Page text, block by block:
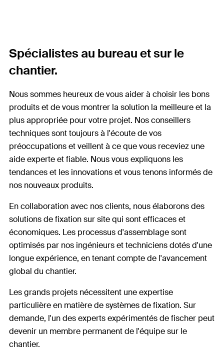
Spécialistes au bureau et sur le
chantier.
Nous sommes heureux de vous aider à choisir les bons
produits et de vous montrer la solution la meilleure et la
plus appropriée pour votre projet. Nos conseillers
techniques sont toujours à l'écoute de vos
préoccupations et veillent à ce que vous receviez une
aide experte et fiable. Nous vous expliquons les
tendances et les innovations et vous tenons informés de
nos nouveaux produits.
En collaboration avec nos clients, nous élaborons des
solutions de fixation sur site qui sont efficaces et
économiques. Les processus d'assemblage sont
optimisés par nos ingénieurs et techniciens dotés d'une
longue expérience, en tenant compte de l'avancement
global du chantier.
Les grands projets nécessitent une expertise
particulière en matière de systèmes de fixation. Sur
demande, l'un des experts expérimentés de fischer peut
devenir un membre permanent de l'équipe sur le
chantier.